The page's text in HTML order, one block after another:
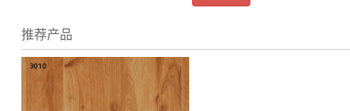
推荐产品